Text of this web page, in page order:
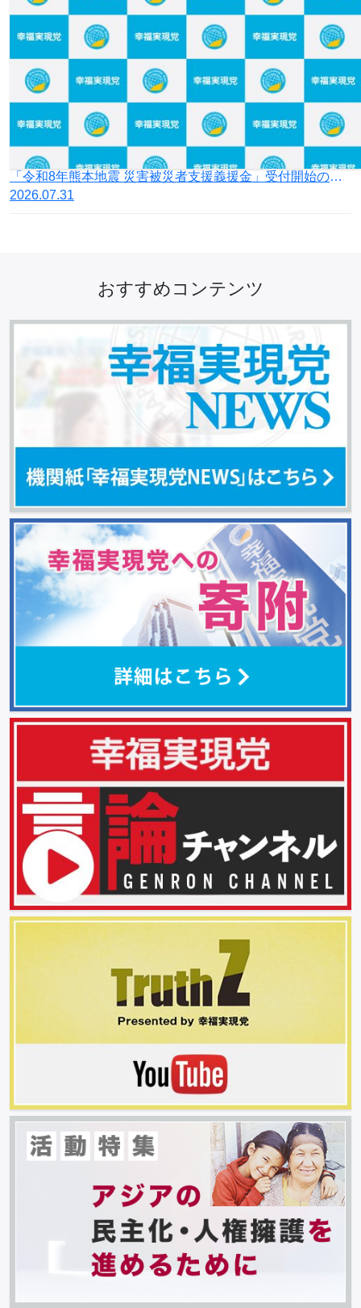
「令和8年熊本地震 災害被災者支援義援金」受付開始のお知らせ
2026.07.31
おすすめコンテンツ